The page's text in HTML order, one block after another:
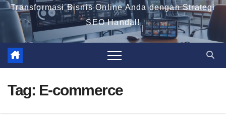
Transformasi Bisnis Online Anda dengan Strategi
SEO Handal!
Tag: E-commerce